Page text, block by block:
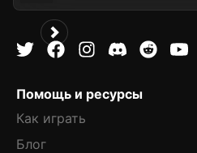
Помощь и ресурсы
Как играть
Блог